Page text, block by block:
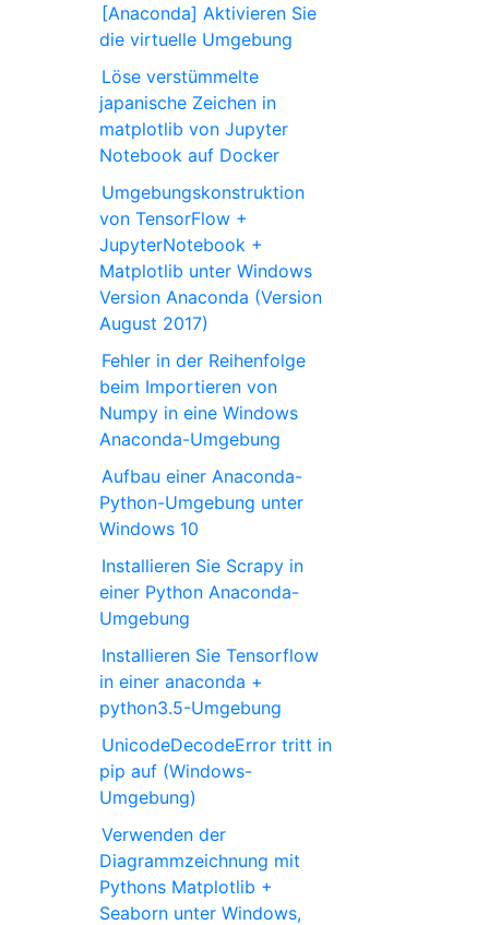
[Anaconda] Aktivieren Sie
die virtuelle Umgebung
Löse verstümmelte
japanische Zeichen in
matplotlib von Jupyter
Notebook auf Docker
Umgebungskonstruktion
von TensorFlow +
JupyterNotebook +
Matplotlib unter Windows
Version Anaconda (Version
August 2017)
Fehler in der Reihenfolge
beim Importieren von
Numpy in eine Windows
Anaconda-Umgebung
Aufbau einer Anaconda-
Python-Umgebung unter
Windows 10
Installieren Sie Scrapy in
einer Python Anaconda-
Umgebung
Installieren Sie Tensorflow
in einer anaconda +
python3.5-Umgebung
UnicodeDecodeError tritt in
pip auf (Windows-
Umgebung)
Verwenden der
Diagrammzeichnung mit
Pythons Matplotlib +
Seaborn unter Windows,